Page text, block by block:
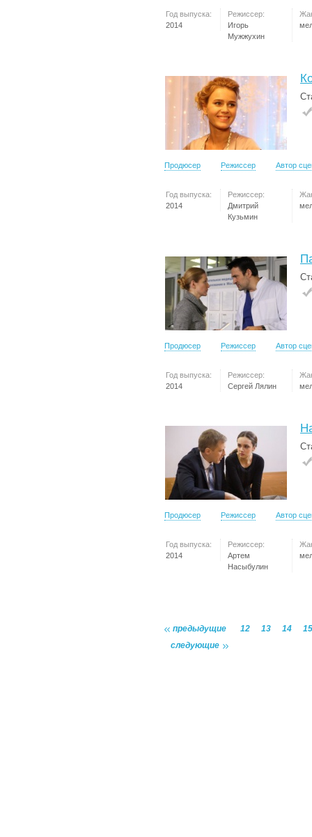
Год выпуска:
2014
Режиссер:
Игорь
Мужжухин
Продюсер Режиссер Автор
Год выпуска:
2014
Режиссер:
Дмитрий
Кузьмин
Продюсер Режиссер Автор
Год выпуска:
2014
Режиссер:
Сергей Лялин
Продюсер Режиссер Автор
Год выпуска:
2014
Режиссер:
Артем
Насыбулин
предыдущие 12 13 14
15
следующие